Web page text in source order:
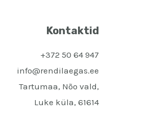
Kontaktid
+372 50 64 947
info@rendilaegas.ee
Tartumaa, Nõo vald,
Luke küla, 61614